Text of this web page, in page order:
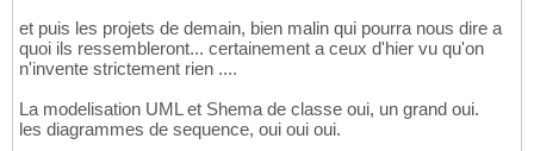
et puis les projets de demain, bien malin qui pourra nous dire a
quoi ils ressembleront... certainement a ceux d'hier vu qu'on
n'invente strictement rien ....
La modelisation UML et Shema de classe oui, un grand oui.
les diagrammes de sequence, oui oui oui.